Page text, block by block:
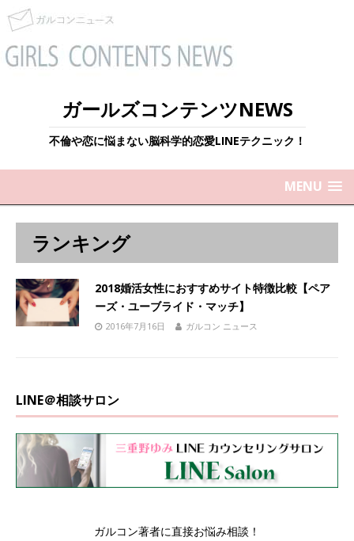
ガールズコンテンツNEWS
不倫や恋に悩まない脳科学的恋愛LINEテクニック！
MENU
ランキング
2018婚活女性におすすめサイト特徴比較【ペア
ーズ・ユーブライド・マッチ】
2016年7月16日 ガルコン ニュース
LINE＠相談サロン
ガルコン著者に直接お悩み相談！